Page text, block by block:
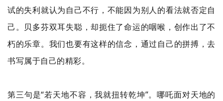
试的失利就认为自己不行，不能因为别人的看法就否定自
己。贝多芬双耳失聪，却扼住了命运的咽喉，创作出了不
朽的乐章。我们也要有这样的信念，通过自己的拼搏，去
书写属于自己的精彩。
第三句是“若天地不容，我就扭转乾坤”。哪吒面对天地的